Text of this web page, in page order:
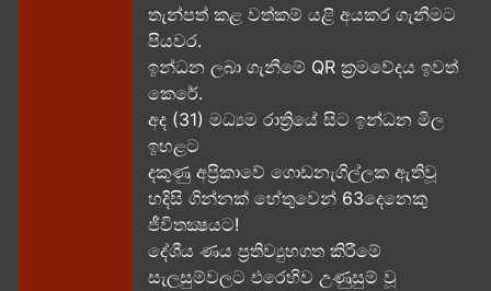
තැන්පත් කළ​ වත්කම් යළි අයකර ගැනීමට
පියවර​.
ඉන්ධන ලබා ගැනීමේ QR ක්‍රමවේදය ඉවත්
කෙරේ.
අද (31) මධ්‍යම රාත්‍රියේ සිට ඉන්ධන මිල
ඉහළට
දකුණු අප්‍රිකාවේ ගොඩනැගිල්ලක ඇතිවූ
හදිසි ගින්නක් හේතුවෙන් 63දෙනෙකු
ජීවිතක්‍ෂයට​!
දේශීය​ ණය ප්‍රතිව්‍යුහගත කිරීමේ
සැලසුම්වලට එරෙහිව උණුසුම් වූ